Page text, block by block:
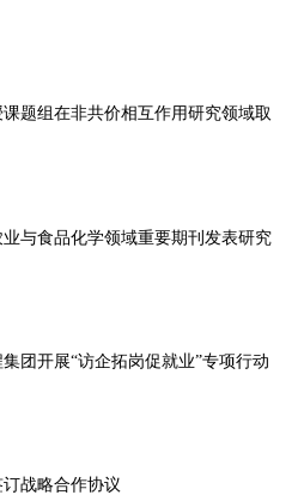
题组在非共价相互作用研究领域取
与食品化学领域重要期刊发表研究
团开展“访企拓岗促就业”专项行动
战略合作协议